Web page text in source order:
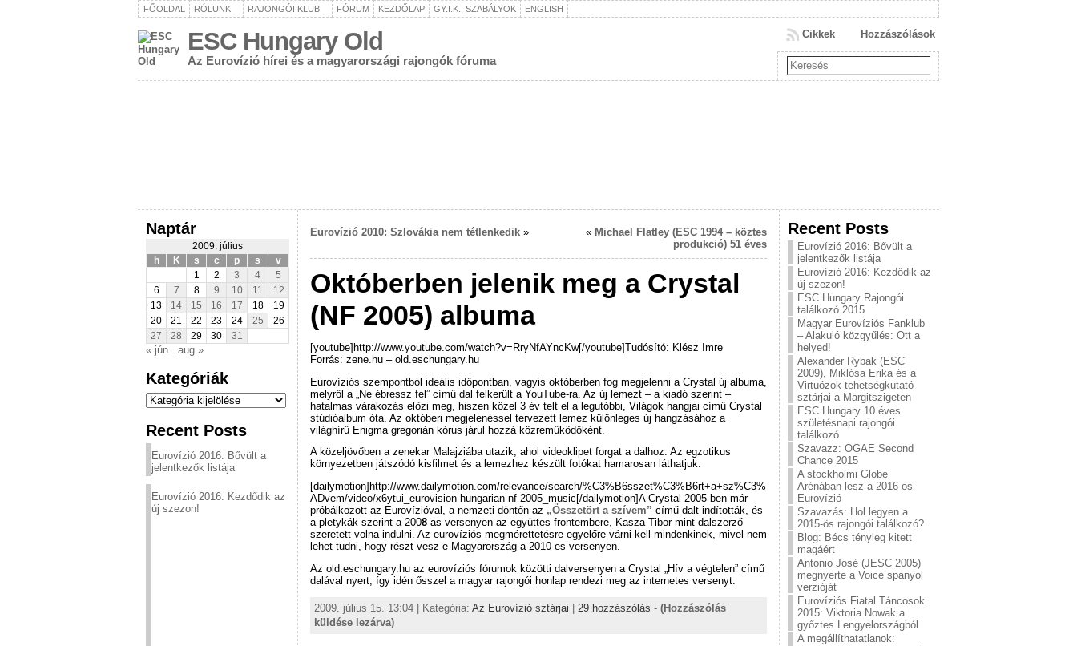
FŐOLDAL RÓLUNK RAJONGÓI KLUB FÓRUM KEZDŐLAP GY.I.K., SZABÁLYOK ENGLISH
ESC Hungary Old
Az Eurovízió hírei és a magyarországi rajongók fóruma
Hozzászólások
Cikkek
Naptár
2009. július
h
K s c p s
v
1
2 3 4
5
6
7 8 9 10 11
12
13
14 15 16 17 18
19
20
21 22 23 24 25
26
27
28 29 30 31
« jún aug »
Kategóriák
Kategóriák
Recent Posts
Eurovízió 2016: Bővült a
jelentkezők listája
Eurovízió 2016: Kezdődik az
új szezon!
Eurovízió 2010: Szlovákia nem tétlenkedik » « Michael Flatley (ESC 1994 – köztes
produkció) 51 éves
Októberben jelenik meg a Crystal
(NF 2005) albuma
[youtube]http://www.youtube.com/watch?v=RryNfAYncKw[/youtube]Tudósító: Klész Imre
Forrás: zene.hu – old.eschungary.hu
Eurovíziós szempontból ideális időpontban, vagyis októberben fog megjelenni a Crystal új albuma,
melyről a „Ne ébressz fel” című dal felkerült a YouTube-ra. Az új lemezt – a kiadó szerint –
hatalmas várakozás előzi meg, hiszen közel 3 év telt el a legutóbbi, Világok hangjai című Crystal
stúdióalbum óta. Az októberi megjelenéssel tervezett lemez különleges új hangzásához a
világhírű Enigma gregorián kórus járul hozzá közreműködőként.
A közeljövőben a zenekar Malajziába utazik, ahol videoklipet forgat a dalhoz. Az egzotikus
környezetben játszódó kisfilmet és a lemezhez készült fotókat hamarosan láthatjuk.
[dailymotion]http://www.dailymotion.com/relevance/search/%C3%B6sszet%C3%B6rt+a+sz%C3%
ADvem/video/x6ytui_eurovision-hungarian-nf-2005_music[/dailymotion]A Crystal 2005-ben már
próbálkozott az Eurovízióval, a nemzeti döntőn az „Összetört a szívem” című dalt indították, és
a pletykák szerint a 2008-as versenyen az együttes frontembere, Kasza Tibor mint dalszerző
szeretett volna indulni. Az eurovíziós megmérettetésre egyelőre várni kell mindenkinek, mivel nem
lehet tudni, hogy részt vesz-e Magyarország a 2010-es versenyen.
Az old.eschungary.hu az eurovíziós fórumok közötti dalversenyen a Crystal „Hív a végtelen” című
dalával nyert, így idén ősszel a magyar rajongói honlap rendezi meg az internetes versenyt.
2009. július 15. 13:04 | Kategória: Az Eurovízió sztárjai 29 hozzászólás - (Hozzászólás
küldése lezárva)
Recent Posts
Eurovízió 2016: Bővült a
jelentkezők listája
Eurovízió 2016: Kezdődik az
új szezon!
ESC Hungary Rajongói
találkozó 2015
Magyar Eurovíziós Fanklub
– Alakuló közgyűlés: Ott a
helyed!
Alexander Rybak (ESC
2009), Miklósa Erika és a
Virtuózok tehetségkutató
sztárjai a Margitszigeten
ESC Hungary 10 éves
születésnapi rajongói
találkozó
Szavazz: OGAE Second
Chance 2015
A stockholmi Globe
Arénában lesz a 2016-os
Eurovízió
Szavazás: Hol legyen a
2015-ös rajongói találkozó?
Blog: Bécs tényleg kitett
magáért
Antonio José (JESC 2005)
megnyerte a Voice spanyol
verzióját
Eurovíziós Fiatal Táncosok
2015: Viktoria Nowak a
győztes Lengyelországból
A megállíthatatlanok: